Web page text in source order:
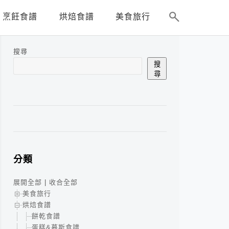
烹飪食譜 烘焙食譜 美食旅行
搜尋
搜
尋
分類
展開全部
收合全部
美食旅行
烘焙食譜
餅乾食譜
蛋糕&慕斯食譜